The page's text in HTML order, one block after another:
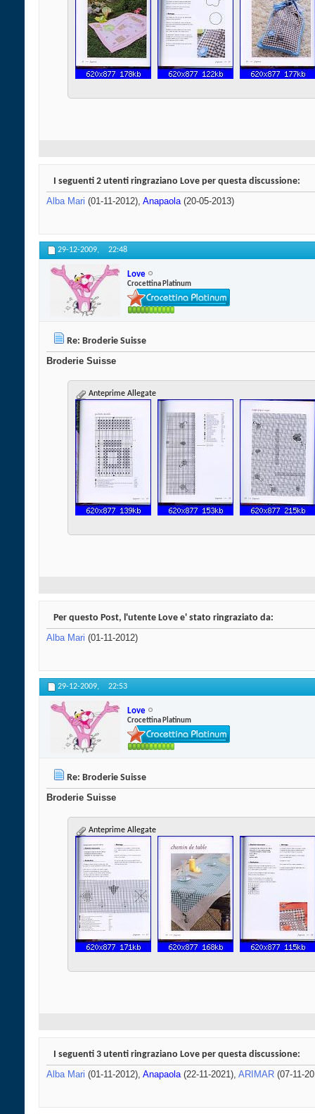
I seguenti 2 utenti ringraziano Love per questa discussione:
Alba Mari (01-11-2012), Anapaola(20-05-2013)
29-12-2009, 22:48
Love
Crocettina Platinum
Re: Broderie Suisse
Broderie Suisse
Anteprime Allegate
Per questo Post, l'utente Love e' stato ringraziato da:
Alba Mari (01-11-2012)
29-12-2009, 22:53
Love
Crocettina Platinum
Re: Broderie Suisse
Broderie Suisse
Anteprime Allegate
I seguenti 3 utenti ringraziano Love per questa discussione:
Alba Mari (01-11-2012), Anapaola(22-11-2021), ARIMAR (07-11-